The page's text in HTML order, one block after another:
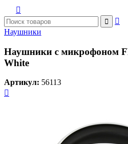



Наушники
Наушники с микрофоном
White
Артикул: 56113
